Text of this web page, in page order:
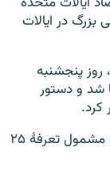
در ایالات
پنجشنبه
شد و دستور
کرد.
کرهٔ جنوبی در اقدام جدید دولت دونالد ترامپ مشمول تعرفهٔ ۲۵